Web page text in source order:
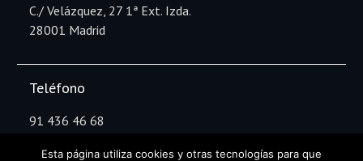
C./ Velázquez, 27 1ª Ext. Izda.
28001 Madrid
Teléfono
91 436 46 68
Esta página utiliza cookies y otras tecnologías para que